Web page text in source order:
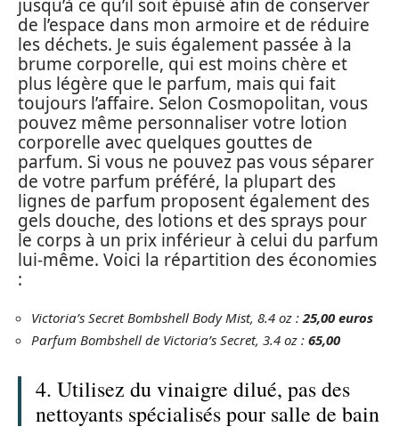
jusqu’à ce qu’il soit épuisé afin de conserver
de l’espace dans mon armoire et de réduire
les déchets. Je suis également passée à la
brume corporelle, qui est moins chère et
plus légère que le parfum, mais qui fait
toujours l’affaire. Selon Cosmopolitan, vous
pouvez même personnaliser votre lotion
corporelle avec quelques gouttes de
parfum. Si vous ne pouvez pas vous séparer
de votre parfum préféré, la plupart des
lignes de parfum proposent également des
gels douche, des lotions et des sprays pour
le corps à un prix inférieur à celui du parfum
lui-même. Voici la répartition des économies
:
Victoria’s Secret Bombshell Body Mist, 8.4 oz : 25,00 euros
Parfum Bombshell de Victoria’s Secret, 3.4 oz : 65,00
4. Utilisez du vinaigre dilué, pas des
nettoyants spécialisés pour salle de bain